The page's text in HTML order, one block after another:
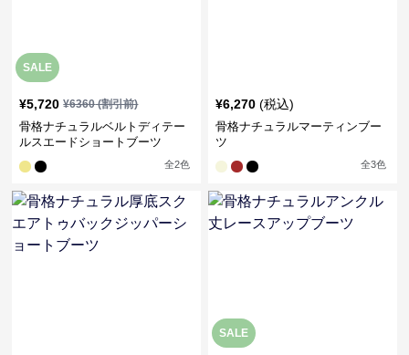
SALE
¥5,720 ¥6360(割引前)
骨格ナチュラルベルトディテー
ルスエードショートブーツ
全2色
¥6,270 (税込)
骨格ナチュラルマーティンブー
ツ
全3色
SALE